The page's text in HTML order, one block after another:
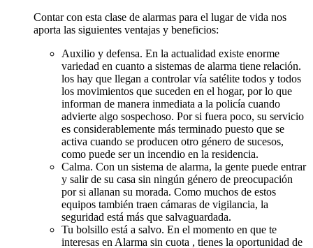
Contar con esta clase de alarmas para el lugar de vida nos
aporta las siguientes ventajas y beneficios:
Auxilio y defensa. En la actualidad existe enorme
variedad en cuanto a sistemas de alarma tiene relación.
los hay que llegan a controlar vía satélite todos y todos
los movimientos que suceden en el hogar, por lo que
informan de manera inmediata a la policía cuando
advierte algo sospechoso. Por si fuera poco, su servicio
es considerablemente más terminado puesto que se
activa cuando se producen otro género de sucesos,
como puede ser un incendio en la residencia.
Calma. Con un sistema de alarma, la gente puede entrar
y salir de su casa sin ningún género de preocupación
por si allanan su morada. Como muchos de estos
equipos también traen cámaras de vigilancia, la
seguridad está más que salvaguardada.
Tu bolsillo está a salvo. En el momento en que te
interesas en Alarma sin cuota , tienes la oportunidad de